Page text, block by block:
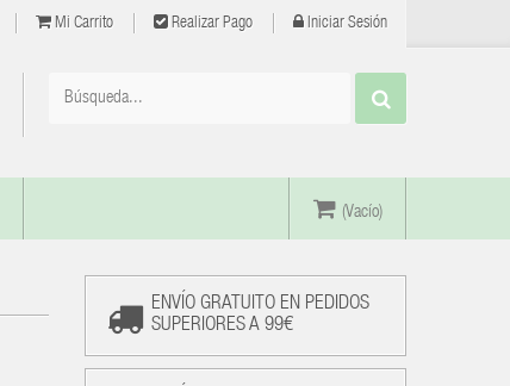
Mi Carrito Realizar Pago Iniciar Sesión
(Vacío)
ENVÍO GRATUITO EN PEDIDOS
SUPERIORES A 99€